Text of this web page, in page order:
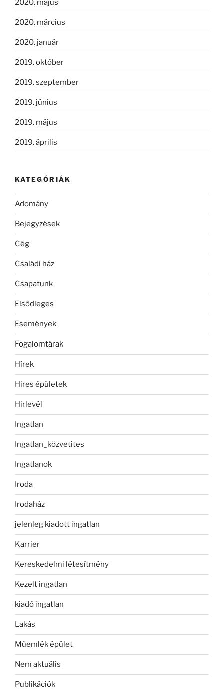
2020. március
2020. január
2019. október
2019. szeptember
2019. június
2019. május
2019. április
KATEGÓRIÁK
Adomány
Bejegyzések
Cég
Családi ház
Csapatunk
Elsődleges
Események
Fogalomtárak
Hírek
Hires épületek
Hirlevél
Ingatlan
Ingatlan_közvetites
Ingatlanok
Iroda
Irodaház
jelenleg kiadott ingatlan
Karrier
Kereskedelmi létesítmény
Kezelt ingatlan
kiadó ingatlan
Lakás
Műemlék épület
Nem aktuális
Publikációk